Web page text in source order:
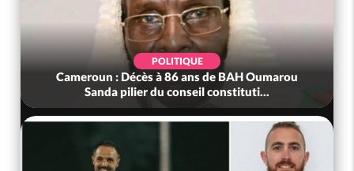
POLITIQUE
Cameroun : Décès à 86 ans de BAH Oumarou
Sanda pilier du conseil constituti...